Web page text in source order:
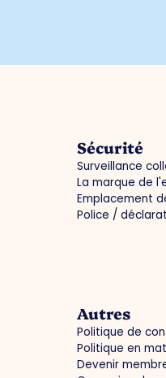
Sécurité
Surveillance
La marque de
Emplacement
Police /
Autres
Politique de
Politique en
Devenir